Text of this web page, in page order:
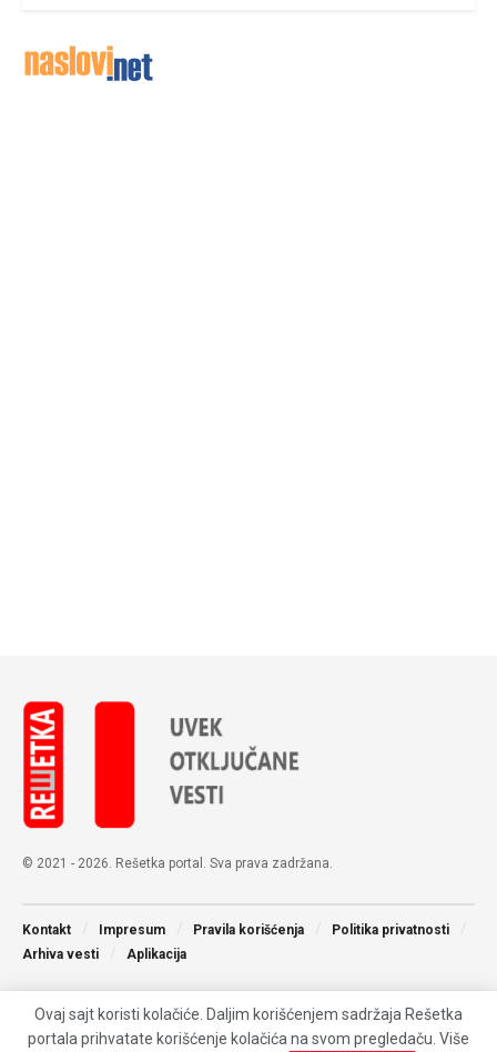
© 2021 - 2026. Rešetka portal. Sva prava zadržana.
Kontakt Impresum Pravila korišćenja
Politika privatnosti
Arhiva vesti
Aplikacija
Ovaj sajt koristi kolačiće. Daljim korišćenjem sadržaja Rešetka
portala prihvatate korišćenje kolačića na svom pregledaču. Više